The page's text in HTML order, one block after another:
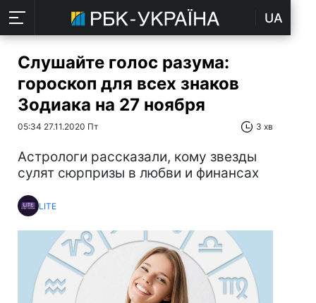
UA
Слушайте голос разума:
гороскоп для всех знаков
Зодиака на 27 ноября
05:34 27.11.2020 Пт 3 хв
Астрологи рассказали, кому звезды
сулят сюрпризы в любви и финансах
LITE